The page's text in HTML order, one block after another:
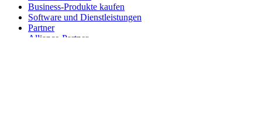
Business-Produkte kaufen
Software und Dienstleistungen
Partner
Alliance-Partner